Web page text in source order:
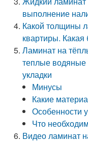
выполнение
Какой толщины
квартиры. Какая
Ламинат на
теплые водяные
укладки
Минусы
Какие
Особенности
Что
Видео